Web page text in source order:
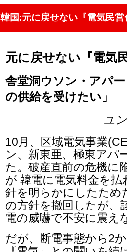
韓国:元に戻せない『電気民営
元に戻せない『電気
舎堂洞ウソン・アパ
の供給を受けたい」
ユ
10月、区域電気事業
ン、新東亜、極東アパ
た。破産直前の危機に
が 韓電に電気料金を
針を明らかにしたため
の方針を撤回したが、
電の威嚇で不安に震え
だが、断電事態から2